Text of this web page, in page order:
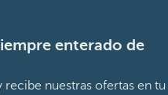
enterado de
nuestras ofertas en tu